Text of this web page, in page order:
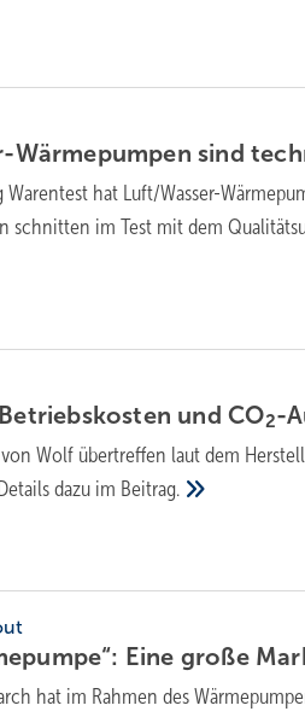
Wärme­pumpen sind
Warentest hat Luft/Wasser-
schnitten im Test mit dem
und CO2-
von Wolf übertreffen laut dem
dazu im Beitrag.
Eine große
hat im Rahmen des